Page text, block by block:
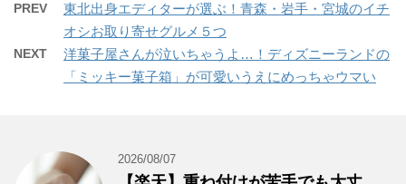
PREV
東北出身エディターが選ぶ！青森・岩手・宮城のイチ
オシお取り寄せグルメ５つ
NEXT
洋菓子屋さんが泣いちゃうよ…！ディズニーランドの
「ミッキー菓子箱」が可愛いうえにめっちゃウマい
2026/08/07